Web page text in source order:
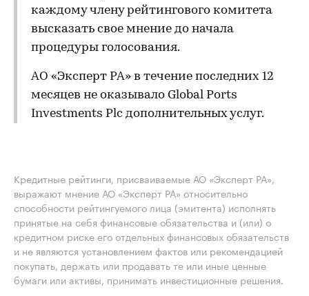
каждому члену рейтингового комитета
высказать свое мнение до начала
процедуры голосования.
АО «Эксперт РА» в течение последних 12
месяцев не оказывало Global Ports
Investments Plc дополнительных услуг.
Кредитные рейтинги, присваиваемые АО «Эксперт РА»,
выражают мнение АО «Эксперт РА» относительно
способности рейтингуемого лица (эмитента) исполнять
принятые на себя финансовые обязательства и (или) о
кредитном риске его отдельных финансовых обязательств
и не являются установлением фактов или рекомендацией
покупать, держать или продавать те или иные ценные
бумаги или активы, принимать инвестиционные решения.